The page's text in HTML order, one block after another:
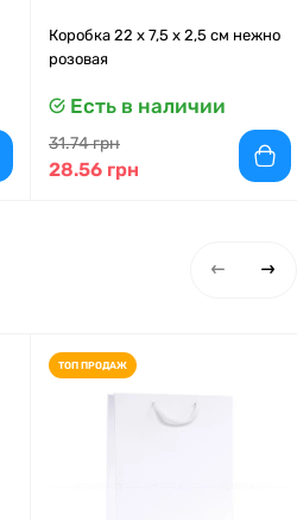
Коробка 22 x 7,5 x 2,5 см нежно
розовая
Есть в наличии
31.74 грн
28.56 грн
ТОП ПРОДАЖ